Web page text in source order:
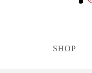
SHOP